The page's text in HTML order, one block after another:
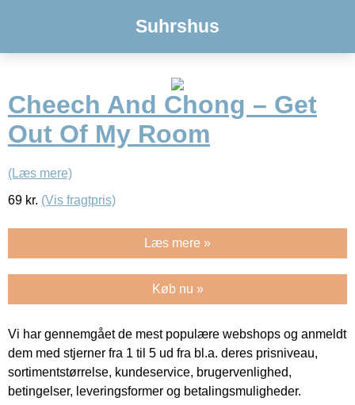
Suhrshus
Cheech And Chong – Get
Out Of My Room
(Læs mere)
69 kr. (Vis fragtpris)
Læs mere »
Køb nu »
Vi har gennemgået de mest populære webshops og anmeldt
dem med stjerner fra 1 til 5 ud fra bl.a. deres prisniveau,
sortimentstørrelse, kundeservice, brugervenlighed,
betingelser, leveringsformer og betalingsmuligheder.